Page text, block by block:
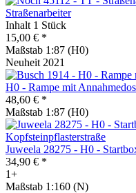
Straßenarbeiter
Inhalt 1 Stück
15,00 € *
Maßstab 1:87 (H0)
Neuheit 2021
H0 - Rampe mit
48,60 € *
Maßstab 1:87 (H0)
Juweela 28275 - H0 -
34,90 € *
1+
Maßstab 1:160 (N)